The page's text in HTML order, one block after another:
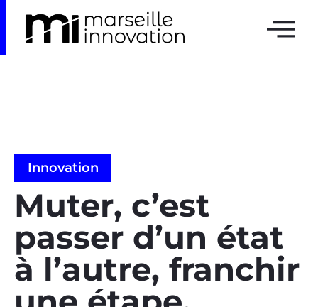
Innovation
Muter, c’est
passer d’un état
à l’autre, franchir